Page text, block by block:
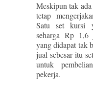
Meskipun tak
tetap
Satu set kursi
seharga Rp 1,6
yang didapat tak
jual sebesar itu
untuk
pekerja.